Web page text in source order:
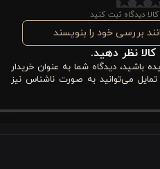
مینیمال، طبیعت‌گرا یا کلاسیک
با رنگ دیوارها و مبلمان طبیعی
راحت و زیباهستید، این محصول
دهد.
دیدگاه ثبت کنید
بررسی خود را بنویسند
نظر دهید.
باشید، دیدگاه شما به عنوان خریدار
می‌توانید به صورت ناشناس نیز